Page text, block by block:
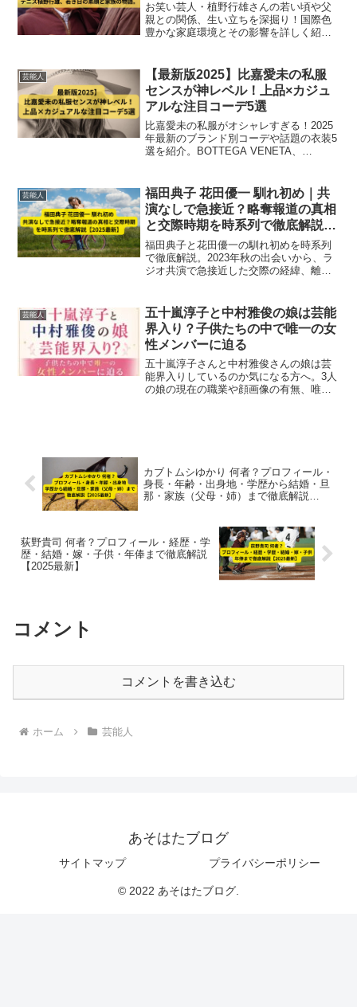
お笑い芸人・植野行雄さんの若い頃や父
親との関係、生い立ちを深掘り！国際色
豊かな家庭環境とその影響を詳しく紹介
芸能人
【最新版2025】比嘉愛未の私服
センスが神レベル！上品×カジュ
アルな注目コーデ5選
比嘉愛未の私服がオシャレすぎる！2025
年最新のブランド別コーデや話題の衣装5
選を紹介。BOTTEGA VENETA、
芸能人
福田典子 花田優一 馴れ初め｜共
演なしで急接近？略奪報道の真相
と交際時期を時系列で徹底解説
【2025最新】
福田典子と花田優一の馴れ初めを時系列
で徹底解説。2023年秋の出会いから、ラ
ジオ共演で急接近した交際の経緯、離婚
芸能人
五十嵐淳子と中村雅俊の娘は芸能
界入り？子供たちの中で唯一の女
性メンバーに迫る
五十嵐淳子さんと中村雅俊さんの娘は芸
能界入りしているのか気になる方へ。3人
の娘の現在の職業や顔画像の有無、唯一
カブトムシゆかり 何者？プロフィール・
身長・年齢・出身地・学歴から結婚・旦
那・家族（父母・姉）まで徹底解説
荻野貴司 何者？プロフィール・経歴・学
歴・結婚・嫁・子供・年俸まで徹底解説
【2025最新】
コメント
コメントを書き込む
ホーム 芸能人
あそはたブログ
サイトマップ プライバシーポリシー
© 2022 あそはたブログ.